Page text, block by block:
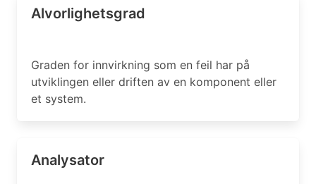
Alvorlighetsgrad
Graden for innvirkning som en feil har på
utviklingen eller driften av en komponent eller
et system.
Analysator